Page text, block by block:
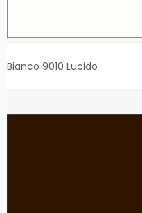
Bianco 9010 Lucido